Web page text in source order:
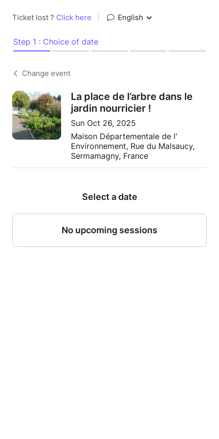
Ticket lost ? Click here English
Step 1 : Choice of date
Change event
La place de l’arbre dans le
jardin nourricier !
Sun Oct 26, 2025
Maison Départementale de l'
Environnement, Rue du Malsaucy,
Sermamagny, France
Select a date
No upcoming sessions